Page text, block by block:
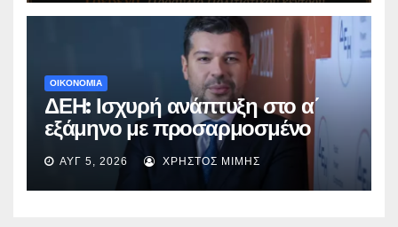
ΟΙΚΟΝΟΜΙΑ
ΔΕΗ: Ισχυρή ανάπτυξη στο α΄
εξάμηνο με προσαρμοσμένο
EBITDA στα €1,2 δισ.
ΑΥΓ 5, 2026 ΧΡΉΣΤΟΣ ΜΊΜΗΣ